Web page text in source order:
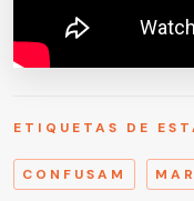
ETIQUETAS DE
CONFUSAM